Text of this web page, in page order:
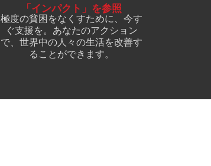
「インパクト」を参照
極度の貧困をなくすために、今す
ぐ支援を。あなたのアクション
で、世界中の人々の生活を改善す
ることができます。